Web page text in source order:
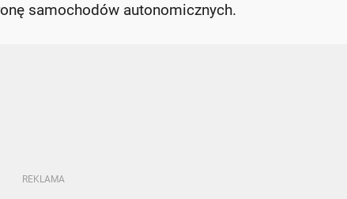
samochodów autonomicznych.